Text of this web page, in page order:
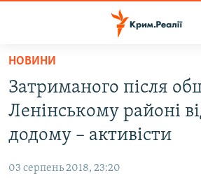
Перейти
основного
матеріалу
до
основної
ВОДА.КРИМ
НОВИНИ
Затриманого після
Ленінському районі
додому – активісти
03 серпень 2018, 23:20